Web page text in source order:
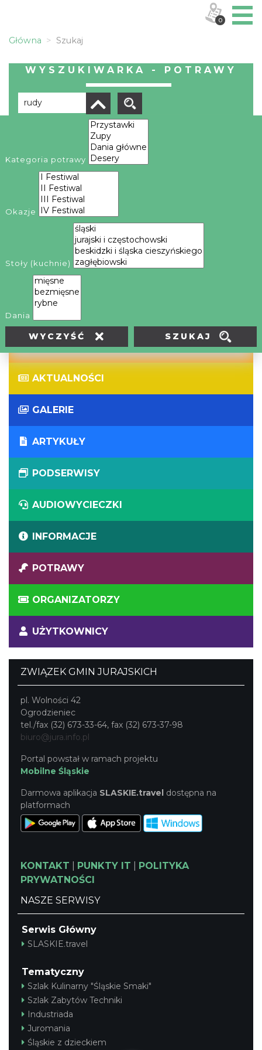
Główna Szukaj
WYSZUKIWARKA - POTRAWY
Kategoria potrawy
Okazje
Stoły (kuchnie)
Dania
WYCZYŚĆ SZUKAJ
Brak wyników
OBIEKTY I MIEJSCA
WIRTUALNE WYCIECZKI
WYDARZENIA
AKTUALNOŚCI
GALERIE
ARTYKUŁY
PODSERWISY
AUDIOWYCIECZKI
INFORMACJE
POTRAWY
ORGANIZATORZY
UŻYTKOWNICY
ZWIĄZEK GMIN JURAJSKICH
pl. Wolności 42
Ogrodzieniec
tel./fax (32) 673-33-64, fax (32) 673-37-98
biuro@jura.info.pl
Portal powstał w ramach projektu
Mobilne Śląskie
Darmowa aplikacja SLASKIE.travel dostępna na
platformach
KONTAKT PUNKTY IT
POLITYKA
PRYWATNOŚCI
NASZE SERWISY
Serwis Główny
SLASKIE.travel
Tematyczny
Szlak Kulinarny "Śląskie Smaki"
Szlak Zabytów Techniki
Industriada
Juromania
Śląskie z dzieckiem
0